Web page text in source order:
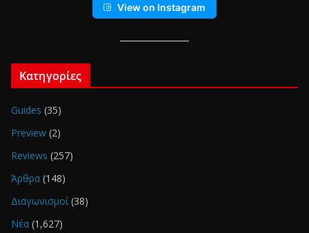
View on Instagram
Κατηγορίες
Guides (35)
Preview (2)
Reviews (257)
Άρθρα (148)
Διαγωνισμοί (38)
Νέα (1,627)